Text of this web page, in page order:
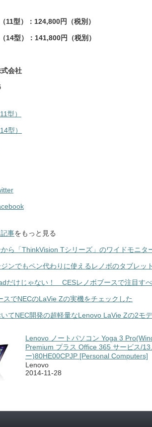
11型）：124,800円（税別）
14型）：141,800円（税別）
会社
型）
型）
事をもっと見る
ら「ThinkVision Tシリーズ」のワイドモニタ
ンでもペン代わりに使えるレノボのタブレッ
だけじゃない！ CESレノボブースで注目す
スでNECのLaVie Zの実機をチェックした
てNEC開発の超軽量なLenovo LaVie Zの2モ
Lenovo ノートパソコン Yoga 3
Premium プラス Office 365 サービス/
ー)80HE00CPJP [Personal Computers]
Lenovo
2014-11-28